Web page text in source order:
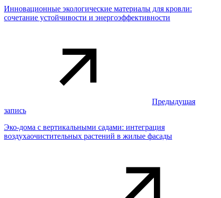
Инновационные экологические материалы для кровли:
сочетание устойчивости и энергоэффективности
Предыдущая
запись
Эко-дома с вертикальными садами: интеграция
воздухаочистительных растений в жилые фасады